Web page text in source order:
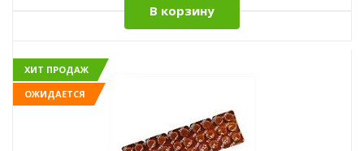
В корзину
ХИТ ПРОДАЖ
ОЖИДАЕТСЯ